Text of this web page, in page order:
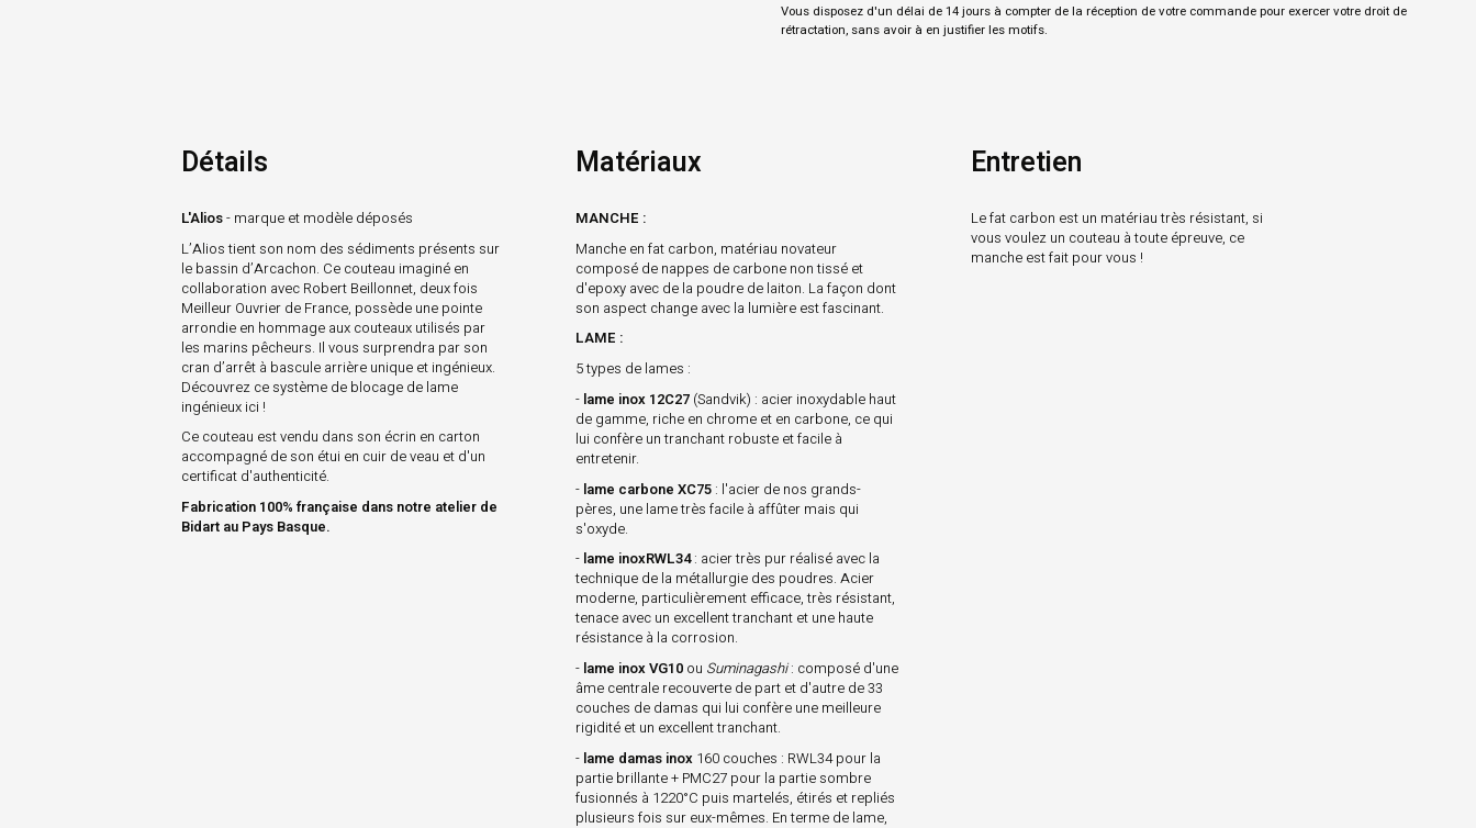
Vous disposez d'un délai de 14 jours à compter de la réception de votre commande pour exercer votre droit de
rétractation, sans avoir à en justifier les motifs.
Détails
L'Alios- marque et modèle déposés
L’Alios tient son nom des sédiments présents sur
le bassin d’Arcachon. Ce couteau imaginé en
collaboration avec Robert Beillonnet, deux fois
Meilleur Ouvrier de France, possède une pointe
arrondie en hommage aux couteaux utilisés par
les marins pêcheurs. Il vous surprendra par son
cran d’arrêt à bascule arrière unique et ingénieux.
Découvrez ce système de blocage de lame
ingénieux ici !
Ce couteau est vendu dans son écrin en carton
accompagné de son étui en cuir de veau et d'un
certificat d'authenticité.
Fabrication 100% française dans notre atelier de
Bidart au Pays Basque.
Matériaux
MANCHE :
Manche en fat carbon, matériau novateur
composé de nappes de carbone non tissé et
d'epoxy avec de la poudre de laiton. La façon dont
son aspect change avec la lumière est fascinant.
LAME :
5 types de lames :
- lame inox 12C27 (Sandvik) : acier inoxydable haut
de gamme, riche en chrome et en carbone, ce qui
lui confère un tranchant robuste et facile à
entretenir.
- lame carbone XC75 : l'acier de nos grands-
pères, une lame très facile à affûter mais qui
s'oxyde.
- lame inoxRWL34: acier très pur réalisé avec la
technique de la métallurgie des poudres. Acier
moderne, particulièrement efficace, très résistant,
tenace avec un excellent tranchant et une haute
résistance à la corrosion.
- lame inox VG10 ou Suminagashi: composé d'une
âme centrale recouverte de part et d'autre de 33
couches de damas qui lui confère une meilleure
rigidité et un excellent tranchant.
- lame damas inox 160 couches : RWL34 pour la
partie brillante + PMC27 pour la partie sombre
fusionnés à 1220°C puis martelés, étirés et repliés
plusieurs fois sur eux-mêmes. En terme de lame,
Entretien
Le fat carbon est un matériau très résistant, si
vous voulez un couteau à toute épreuve, ce
manche est fait pour vous !